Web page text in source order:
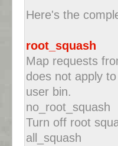
Here's the
root_squash
Map requests
does not apply
user bin.
no_root_squash
Turn off root
all_squash